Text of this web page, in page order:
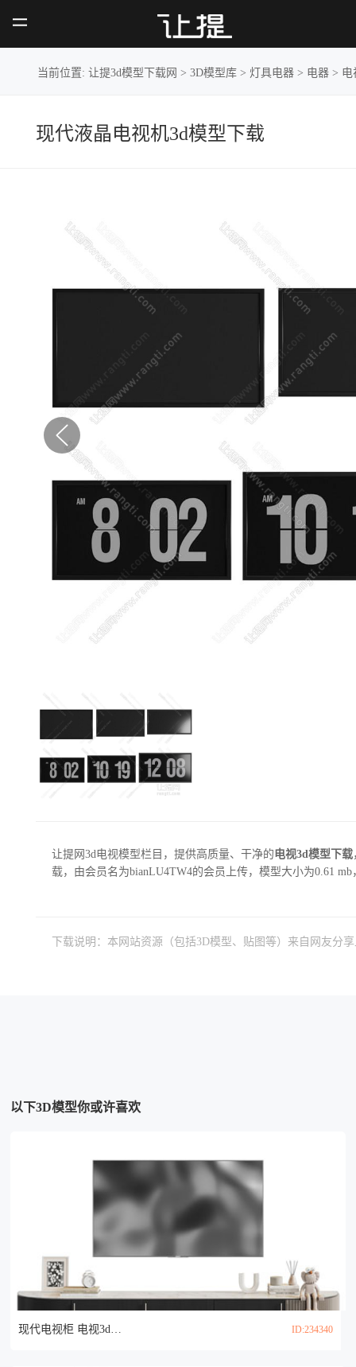
当前位置:让提3d模型下载网 >3D模型库 > 灯具电器 > 电器 > 电
现代液晶电视机3d模型下载
让提网3d电视模型栏目，提供高质量、干净的电视3d模型下载
载，由会员名为bianLU4TW4的会员上传，模型大小为0.61
下载说明：本网站资源（包括3D模型、贴图等）来自网友分
以下3D模型你或许喜欢
现代电视柜 电视3d模型 ID:234340